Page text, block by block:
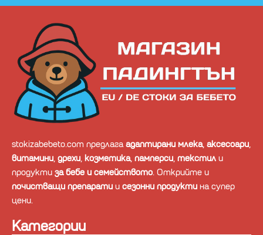
stokizabebeto.com предлагаадаптирани млека, аксесоари,
витамини, дрехи, козметика, памперси, текстил и
продукти за бебе и семейството. Открийте и
почистващи препарати и сезонни продукти на супер
цени.
Категории